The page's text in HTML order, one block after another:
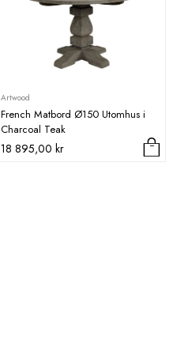
Artwood
French Matbord Ø150 Utomhus i
Charcoal Teak
18 895,00 kr